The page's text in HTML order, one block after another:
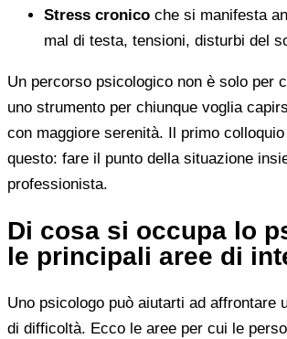
Stress cronico che si manifesta
mal di testa, tensioni, disturbi del
Un percorso psicologico non è solo per
uno strumento per chiunque voglia
con maggiore serenità. Il primo
questo: fare il punto della situazione
professionista.
Di cosa si occupa lo
le principali aree di
Uno psicologo può aiutarti ad affrontare
di difficoltà. Ecco le aree per cui le